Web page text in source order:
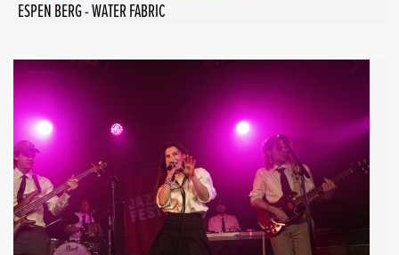
ESPEN BERG - WATER FABRIC